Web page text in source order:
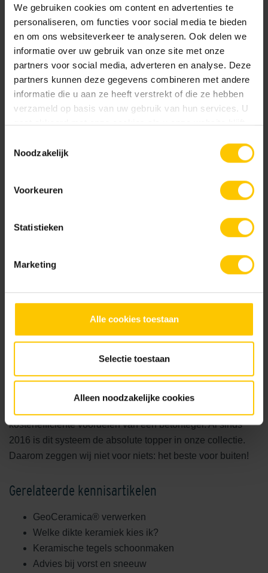
We gebruiken cookies om content en advertenties te
personaliseren, om functies voor social media te bieden
en om ons websiteverkeer te analyseren. Ook delen we
informatie over uw gebruik van onze site met onze
partners voor social media, adverteren en analyse. Deze
partners kunnen deze gegevens combineren met andere
informatie die u aan ze heeft verstrekt of die ze hebben
verzameld op basis van uw gebruik van hun services. U
gaat akkoord met onze cookies als u onze website blijft
Noodzakelijk
Voorkeuren
Statistieken
Marketing
Alle cookies toestaan
Selectie toestaan
Alleen noodzakelijke cookies
Door een speciale perstechniek worden de Stabikorn®
onderlaag, het gepatenteerde Aquaferm®
verbindingsmiddel en de keramische toplaag
samengeperst tot een onlosmakelijke, hybride verbinding.
De open structuur van Stabikorn® zorgt voor een
gemakkelijke afvloeiing van water, waardoor de tegel
benadrukt.
GeoCeramica®: de perfecte combinatie
GeoCeramica® biedt het beste van twee werelden: de
stijlvolle uitstraling en hoogwaardige eigenschappen van
kostenefficiënte voordelen van een betontegel. Al sinds
2016 is dit systeem de absolute topper in onze collectie.
Daarom zeggen wij niet voor niets: het beste voor buiten!
Gerelateerde kennisartikelen
GeoCeramica® verwerken
Welke dikte keramiek kies ik?
Keramische tegels schoonmaken
Advies bij vorst en sneeuw